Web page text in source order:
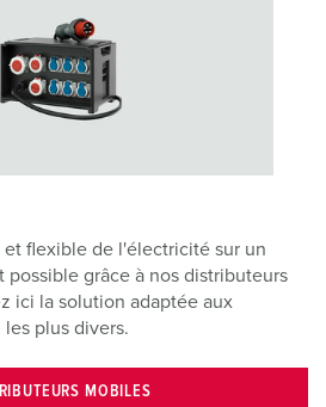
flexible de l'électricité sur un
possible grâce à nos distributeurs
ici la solution adaptée aux
plus divers.
MOBILES